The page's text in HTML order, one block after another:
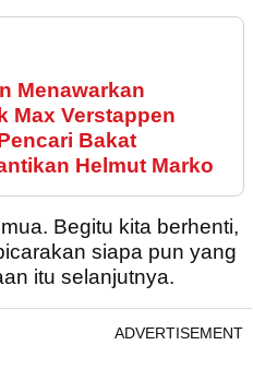
Menawarkan
Max Verstappen
Bakat
Helmut Marko
Begitu kita berhenti,
siapa pun yang
itu selanjutnya.
ADVERTISEMENT